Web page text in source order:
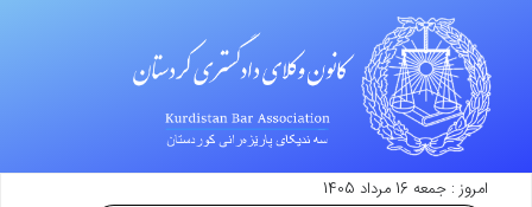
امروز : جمعه 16 مرداد 1405